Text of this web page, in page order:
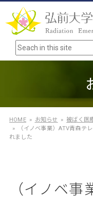
検索
HOME お知らせ
被ばく医
（イノベ事業）ATV青森テ
れました
（イノベ事